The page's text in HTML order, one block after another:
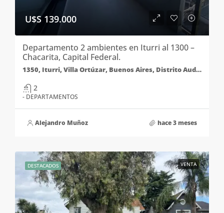
U$S 139.000
Departamento 2 ambientes en Iturri al 1300 –
Chacarita, Capital Federal.
1350, Iturri, Villa Ortúzar, Buenos Aires, Distrito Audiovisual, Comuna 15, Ciudad Autónoma de Buenos Aires, 1427, Argentina
2
- DEPARTAMENTOS
Alejandro Muñoz hace 3 meses
DESTACADOS VENTA